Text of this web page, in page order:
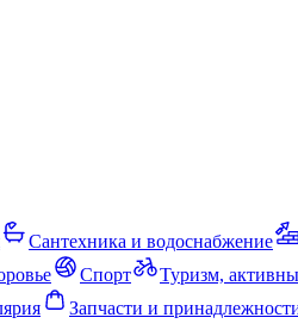
Сантехника и водоснабжение
Спорт Туризм,
Запчасти и